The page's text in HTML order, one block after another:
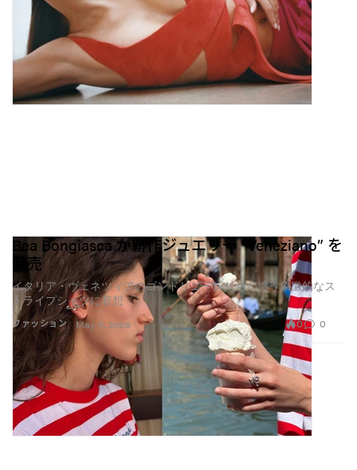
ファッション
Bea Bongiasca が新作ジュエリー “Veneziano” を
発売
イタリア・ヴェネツィアのゴンドリエーレたちが纏う象徴的なス
トライプシャツに着想
May 11, 2026 0 0